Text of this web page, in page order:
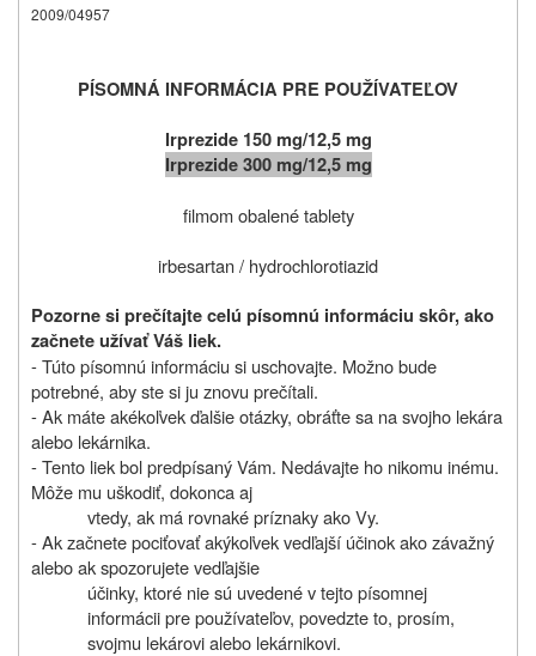
2009/04957
PÍSOMNÁ INFORMÁCIA PRE POUŽÍVATEĽOV
Irprezide 150 mg/12,5 mg
Irprezide 300 mg/12,5 mg
filmom obalené tablety
irbesartan / hydrochlorotiazid
Pozorne si prečítajte celú písomnú informáciu skôr, ako
začnete užívať Váš liek.
- Túto písomnú informáciu si uschovajte. Možno bude
potrebné, aby ste si ju znovu prečítali.
- Ak máte akékoľvek ďalšie otázky, obráťte sa na svojho lekára
alebo lekárnika.
- Tento liek bol predpísaný Vám. Nedávajte ho nikomu inému.
Môže mu uškodiť, dokonca aj
vtedy, ak má rovnaké príznaky ako Vy.
- Ak začnete pociťovať akýkoľvek vedľajší účinok ako závažný
alebo ak spozorujete vedľajšie
účinky, ktoré nie sú uvedené v tejto písomnej
informácii pre používateľov, povedzte to, prosím,
svojmu lekárovi alebo lekárnikovi.